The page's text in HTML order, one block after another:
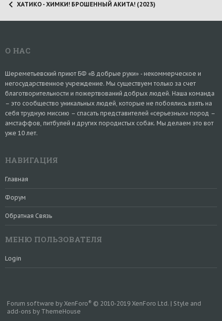
ХАТИКО - ХИМКИ! БРОШЕННЫЙ АКИТА! (2023)
О НАС
Шереметьевский приют БФ «В добрые руки» - некоммерческое и
негосударственное учреждение. Мы существуем только за счет
благотворительности и пожертвований добрых людей. Наша команда
– это сообщество уникальных людей, которые не побоялись взять на
себя трудную миссию – спасать представителей «серьезных» пород –
амстаффов, питбулей и других породистых собак. Мы делаем это вот
уже 10 лет.
НАВИГАЦИЯ
Главная
Форум
Обратная Связь
МЕНЮ ПОЛЬЗОВАТЕЛЯ
Login
Forum software by XenForo® © 2010-2019 XenForo Ltd. | Style and
add-ons by ThemeHouse